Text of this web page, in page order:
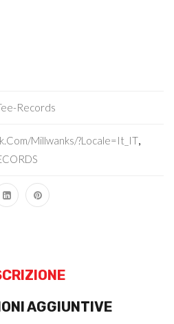
Records
Millwanks/?locale=it_IT,
AGGIUNTIVE